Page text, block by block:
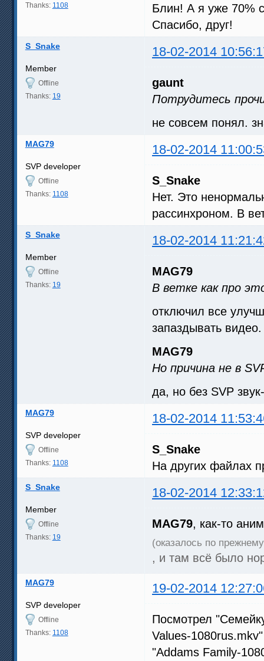
Thanks: 1108
Блин! А я уже 70%
Спасибо, друг!
S_Snake 18-02-2014
Member
Offline
Thanks: 19
gaunt
Потрудитесь
не совсем понял.
MAG79 18-02-2014
SVP developer
Offline
Thanks: 1108
S_Snake
Нет. Это
рассинхроном. В
S_Snake 18-02-2014
Member
Offline
Thanks: 19
MAG79
В ветке как про
отключил все
запаздывать видео.
MAG79
Но причина не в
да, но без SVP
MAG79 18-02-2014
SVP developer
Offline
Thanks: 1108
S_Snake
На других файлах
S_Snake 18-02-2014
Member
Offline
Thanks: 19
MAG79, как-то
(оказалось по
, и там всё было
MAG79 19-02-2014
SVP developer
Offline
Thanks: 1108
Посмотрел
Values-
"Addams Family-